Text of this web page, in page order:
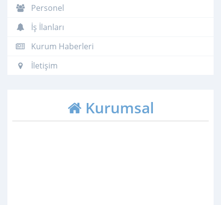
Personel
İş İlanları
Kurum Haberleri
İletişim
Kurumsal